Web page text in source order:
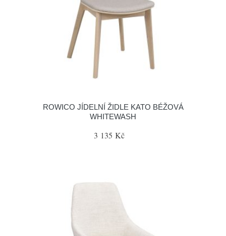
ROWICO JÍDELNÍ ŽIDLE KATO BÉŽOVÁ
WHITEWASH
3 135 Kč